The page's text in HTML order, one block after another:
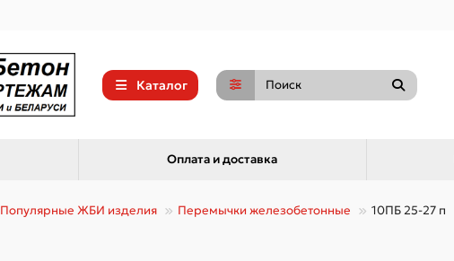
Каталог
Оплата и доставка
Популярные ЖБИ изделия Перемычки железобетонные 10ПБ 25-27 п